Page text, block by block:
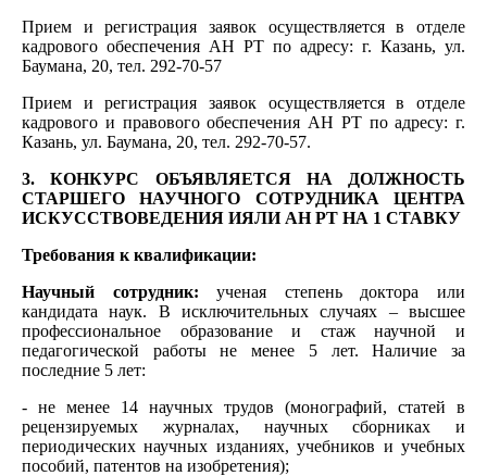
Прием и регистрация заявок осуществляется в отделе
кадрового обеспечения АН РТ по адресу: г. Казань, ул.
Баумана, 20, тел. 292-70-57
Прием и регистрация заявок осуществляется в отделе
кадрового и правового обеспечения АН РТ по адресу: г.
Казань, ул. Баумана, 20, тел. 292-70-57.
3. КОНКУРС ОБЪЯВЛЯЕТСЯ НА ДОЛЖНОСТЬ
СТАРШЕГО НАУЧНОГО СОТРУДНИКА ЦЕНТРА
ИСКУССТВОВЕДЕНИЯ ИЯЛИ АН РТ НА 1 СТАВКУ
Требования к квалификации:
Научный сотрудник: ученая степень доктора или
кандидата наук. В исключительных случаях – высшее
профессиональное образование и стаж научной и
педагогической работы не менее 5 лет. Наличие за
последние 5 лет:
- не менее 14 научных трудов (монографий, статей в
рецензируемых журналах, научных сборниках и
периодических научных изданиях, учебников и учебных
пособий, патентов на изобретения);